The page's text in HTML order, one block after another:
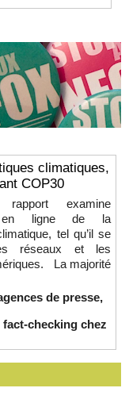
climatiques,
COP30
examine
en ligne de la
tel qu’il se
réseaux et les
La majorité
de presse,
checking chez